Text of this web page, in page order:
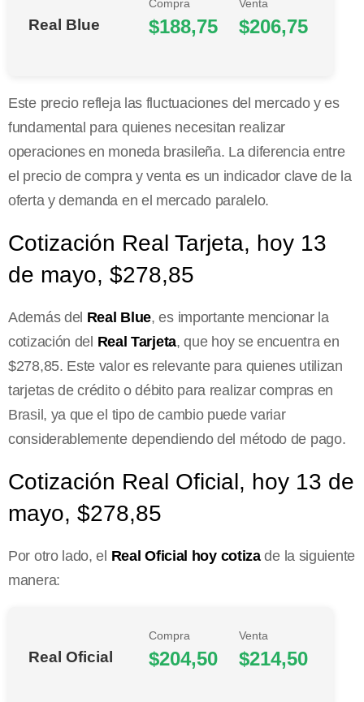
Real Blue
Compra
$188,75
Venta
$206,75
Este precio refleja las fluctuaciones del mercado y es
fundamental para quienes necesitan realizar
operaciones en moneda brasileña. La diferencia entre
el precio de compra y venta es un indicador clave de la
oferta y demanda en el mercado paralelo.
Cotización Real Tarjeta, hoy 13
de mayo, $278,85
Además del Real Blue, es importante mencionar la
cotización del Real Tarjeta, que hoy se encuentra en
$278,85. Este valor es relevante para quienes utilizan
tarjetas de crédito o débito para realizar compras en
Brasil, ya que el tipo de cambio puede variar
considerablemente dependiendo del método de pago.
Cotización Real Oficial, hoy 13 de
mayo, $278,85
Por otro lado, el Real Oficial hoy cotizade la siguiente
manera:
Real Oficial
Compra
$204,50
Venta
$214,50